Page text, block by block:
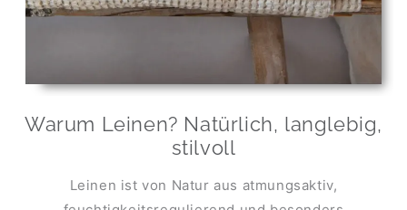
Warum Leinen? Natürlich, langlebig,
stilvoll
Leinen ist von Natur aus atmungsaktiv,